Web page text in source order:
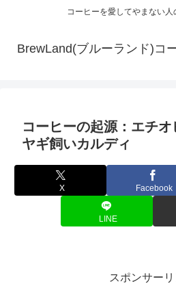
コーヒーを愛してやまない人
BrewLand(ブルーランド)コ
コーヒーの起源：エチ
ヤギ飼いカルディ
X Facebook
LINE
スポンサーリ